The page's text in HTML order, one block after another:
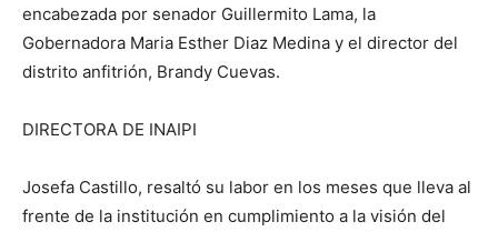
encabezada por senador Guillermito Lama, la
Gobernadora Maria Esther Diaz Medina y el director del
distrito anfitrión, Brandy Cuevas.
DIRECTORA DE INAIPI
Josefa Castillo, resaltó su labor en los meses que lleva al
frente de la institución en cumplimiento a la visión del